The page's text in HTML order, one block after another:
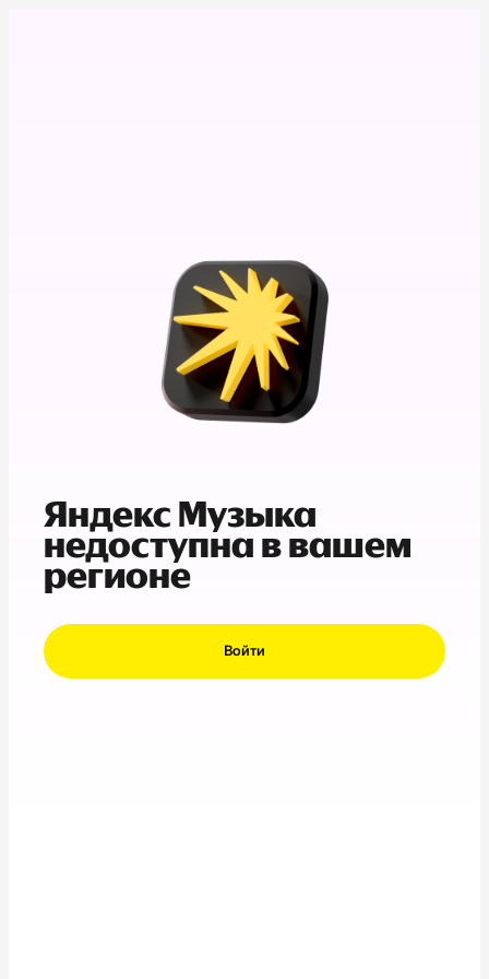
Яндекс Музыка
недоступна в вашем
регионе
Войти